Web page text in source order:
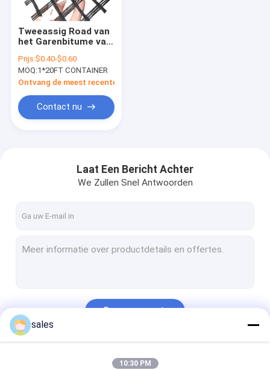
Tweeassig Road van
het Garenbitume van
Reparatie Alkali
Bestand Versterkend
Netwerk
Prijs:$0.40-$0.60
MOQ:1*20FT CONTAINER
Ontvang de meest recente Prijs
Contact nu
Laat Een Bericht Achter
We Zullen Snel Antwoorden
Doorgaan
sales
10:30 PM